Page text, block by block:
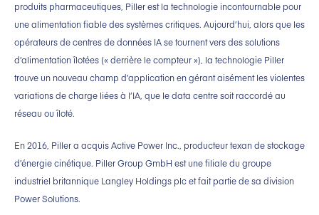
produits pharmaceutiques, Piller est la technologie incontournable pour
une alimentation fiable des systèmes critiques. Aujourd’hui, alors que les
opérateurs de centres de données IA se tournent vers des solutions
d’alimentation îlotées (« derrière le compteur »), la technologie Piller
trouve un nouveau champ d’application en gérant aisément les violentes
variations de charge liées à l’IA, que le data centre soit raccordé au
réseau ou îloté.
En 2016, Piller a acquis Active Power Inc., producteur texan de stockage
d’énergie cinétique. Piller Group GmbH est une filiale du groupe
industriel britannique Langley Holdings plc et fait partie de sa division
Power Solutions.